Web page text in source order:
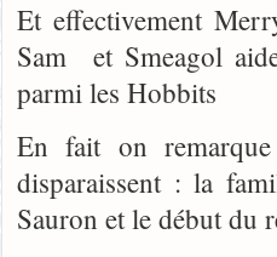
Et effectivement
Sam et Smeagol
parmi les Hobbits
En fait on
disparaissent : la
Sauron et le début du